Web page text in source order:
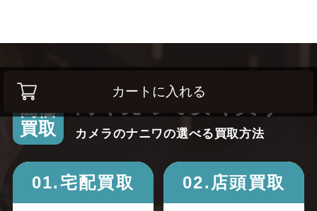
カートに入れる
高価
買取
高く売って安く買う！
カメラのナニワの選べる買取方法
01.宅配買取 02.店頭買取